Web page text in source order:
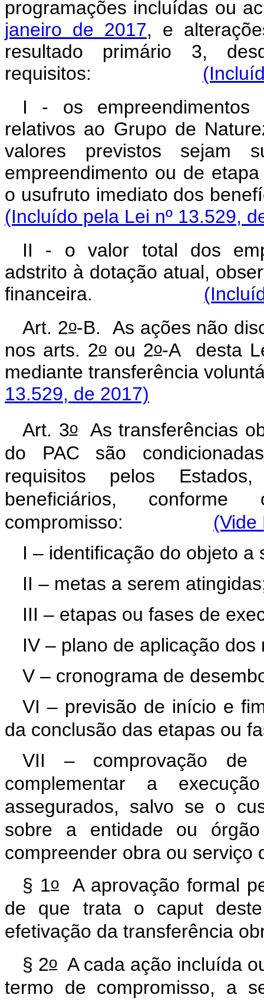
programações incluídas ou
janeiro de 2017, e
resultado primário 3,
requisitos:
I - os empreendimentos
relativos ao Grupo de
valores previstos sejam
empreendimento ou de
o usufruto imediato
(Incluído pela Lei nº 13.529,
II - o valor total dos
adstrito à dotação atual,
financeira.
Art. 2o-B. As ações não
nos arts. 2oou 2o-A desta
mediante
13.529, de 2017)
Art. 3oAs transferências
do PAC são
requisitos pelos
beneficiários,
compromisso: (Vide
I – identificação do objeto
II – metas a serem
III – etapas ou fases de
IV – plano de aplicação
V – cronograma de
VI – previsão de início e
da conclusão das etapas ou
VII – comprovação de
complementar a
assegurados, salvo se o
sobre a entidade ou
compreender obra ou
§ 1oA aprovação formal
de que trata o caput
efetivação da transferência
§ 2oA cada ação incluída
termo de compromisso, a